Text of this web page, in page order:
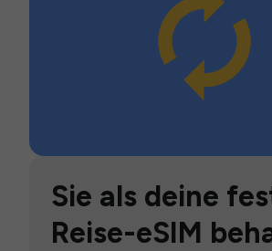
Sie als deine
Reise-eSIM